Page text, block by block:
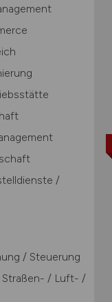
/
/ Steuerung
Straßen- / Luft- /